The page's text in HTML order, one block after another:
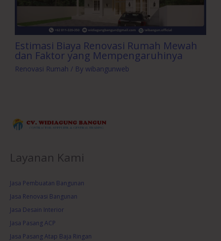
Estimasi Biaya Renovasi Rumah Mewah
dan Faktor yang Mempengaruhinya
Renovasi Rumah / By wibangunweb
Layanan Kami
Jasa Pembuatan Bangunan
Jasa Renovasi Bangunan
Jasa Desain Interior
Jasa Pasang ACP
Jasa Pasang Atap Baja Ringan